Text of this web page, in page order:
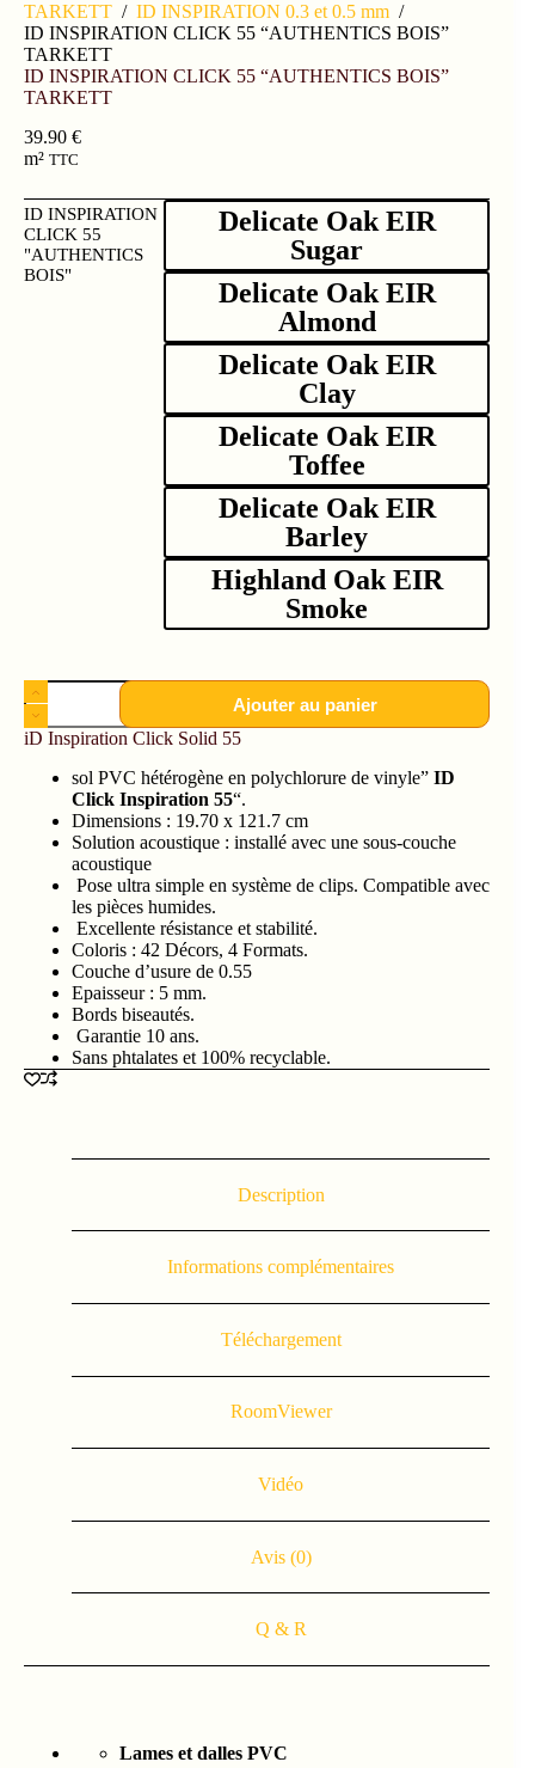
TARKETT / ID INSPIRATION 0.3 et 0.5 mm /
ID INSPIRATION CLICK 55 “AUTHENTICS BOIS”
TARKETT
ID INSPIRATION CLICK 55 “AUTHENTICS BOIS”
TARKETT
39.90 €
m² TTC
ID INSPIRATION
CLICK 55
"AUTHENTICS
BOIS"
Delicate Oak EIR
Sugar
Delicate Oak EIR
Almond
Delicate Oak EIR
Clay
Delicate Oak EIR
Toffee
Delicate Oak EIR
Barley
Highland Oak EIR
Smoke
Ajouter au panier
iD Inspiration Click Solid 55
sol PVC hétérogène en polychlorure de vinyle” ID
Click Inspiration 55“.
Dimensions : 19.70 x 121.7 cm
Solution acoustique : installé avec une sous-couche
acoustique
Pose ultra simple en système de clips. Compatible avec
les pièces humides.
Excellente résistance et stabilité.
Coloris : 42 Décors, 4 Formats.
Couche d’usure de 0.55
Epaisseur : 5 mm.
Bords biseautés.
Garantie 10 ans.
Sans phtalates et 100% recyclable.
Description
Informations complémentaires
Téléchargement
RoomViewer
Vidéo
Avis (0)
Q & R
Lames et dalles PVC